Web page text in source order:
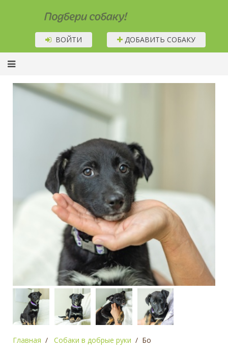
Подбери собаку!
ВОЙТИ ДОБАВИТЬ СОБАКУ
Главная Собаки в добрые руки Бо